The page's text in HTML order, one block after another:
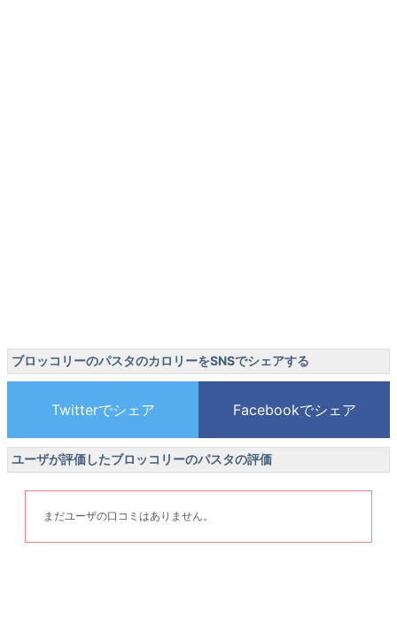
ブロッコリーのパスタのカロリーをSNSでシェアする
ユーザが評価したブロッコリーのパスタの評価
まだユーザの口コミはありません。